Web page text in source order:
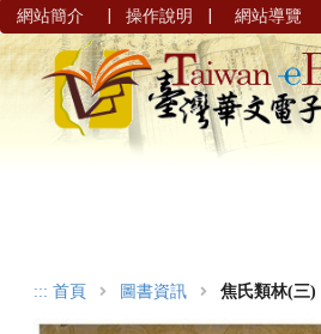
網站簡介 | 操作說明 | 網站導覽
::: 首頁 圖書資訊 焦氏類林(三)